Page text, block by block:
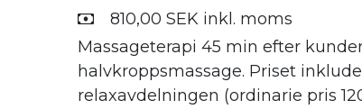
810,00 SEK inkl. moms
Massageterapi 45 min efter
halvkroppsmassage. Priset
relaxavdelningen (ordinarie pris